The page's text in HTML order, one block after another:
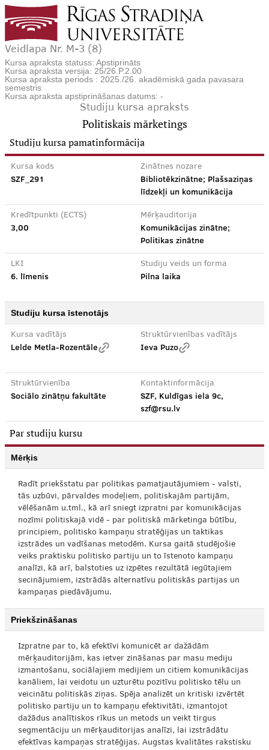
Veidlapa Nr. M-3 (8)
Kursa apraksta statuss: Apstiprināts
Kursa apraksta versija: 25/26.P.2.00
Kursa apraksta periods : 2025./26. akadēmiskā gada pavasara
semestris
Kursa apraksta apstiprināšanas datums: -
Studiju kursa apraksts
Politiskais mārketings
Studiju kursa pamatinformācija
Kursa kods
SZF_291
Zinātnes nozare
Bibliotēkzinātne; Plašsaziņas
līdzekļi un komunikācija
Kredītpunkti (ECTS)
3,00
Mērķauditorija
Komunikācijas zinātne;
Politikas zinātne
LKI
6. līmenis
Studiju veids un forma
Pilna laika
Studiju kursa īstenotājs
Kursa vadītājs
Lelde Metla-Rozentāle
Struktūrvienības vadītājs
Ieva Puzo
Struktūrvienība
Sociālo zinātņu fakultāte
Kontaktinformācija
SZF, Kuldīgas iela 9c,
szf@rsu.lv
Par studiju kursu
Mērķis
Radīt priekšstatu par politikas pamatjautājumiem - valsti,
tās uzbūvi, pārvaldes modeļiem, politiskajām partijām,
vēlēšanām u.tml., kā arī sniegt izpratni par komunikācijas
nozīmi politiskajā vidē - par politiskā mārketinga būtību,
principiem, politisko kampaņu stratēģijas un taktikas
izstrādes un vadīšanas metodēm. Kursa gaitā studējošie
veiks praktisku politisko partiju un to īstenoto kampaņu
analīzi, kā arī, balstoties uz izpētes rezultātā iegūtajiem
secinājumiem, izstrādās alternatīvu politiskās partijas un
kampaņas piedāvājumu.
Priekšzināšanas
Izpratne par to, kā efektīvi komunicēt ar dažādām
mērķauditorijām, kas ietver zināšanas par masu mediju
izmantošanu, sociālajiem medijiem un citiem komunikācijas
kanāliem, lai veidotu un uzturētu pozitīvu politisko tēlu un
veicinātu politiskās ziņas. Spēja analizēt un kritiski izvērtēt
politisko partiju un to kampaņu efektivitāti, izmantojot
dažādus analītiskos rīkus un metods un veikt tirgus
segmentāciju un mērķauditorijas analīzi, lai izstrādātu
efektīvas kampaņas stratēģijas. Augstas kvalitātes rakstisku